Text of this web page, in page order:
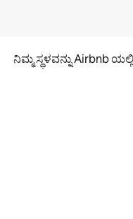
ನಿಮ್ಮ ಸ್ಥಳವನ್ನು Airbnb